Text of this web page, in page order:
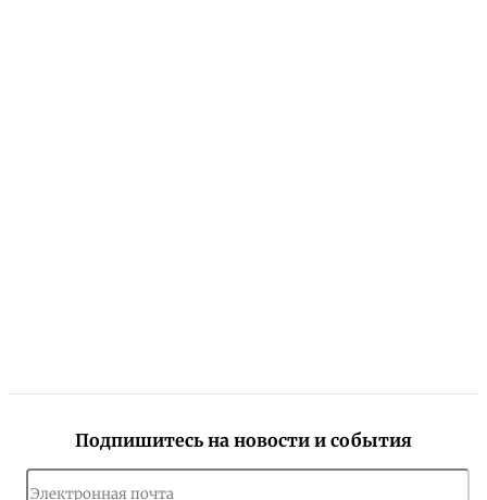
Подпишитесь на новости и события